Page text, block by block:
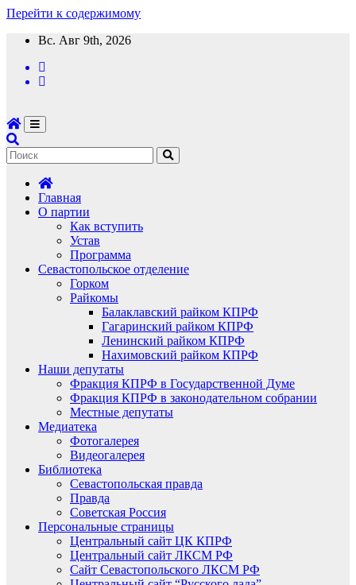
Перейти к содержимому
Вс. Авг 9th, 2026
Главная
О партии
Как вступить
Устав
Программа
Севастопольское отделение
Горком
Райкомы
Балаклавский райком КПРФ
Гагаринский райком КПРФ
Ленинский райком КПРФ
Нахимовский райком КПРФ
Наши депутаты
Фракция КПРФ в Государственной Думе
Фракция КПРФ в законодательном собрании
Местные депутаты
Медиатека
Фотогалерея
Видеогалерея
Библиотека
Севастопольская правда
Правда
Советская Россия
Персональные страницы
Центральный сайт ЦК КПРФ
Центральный сайт ЛКСМ РФ
Сайт Севастопольского ЛКСМ РФ